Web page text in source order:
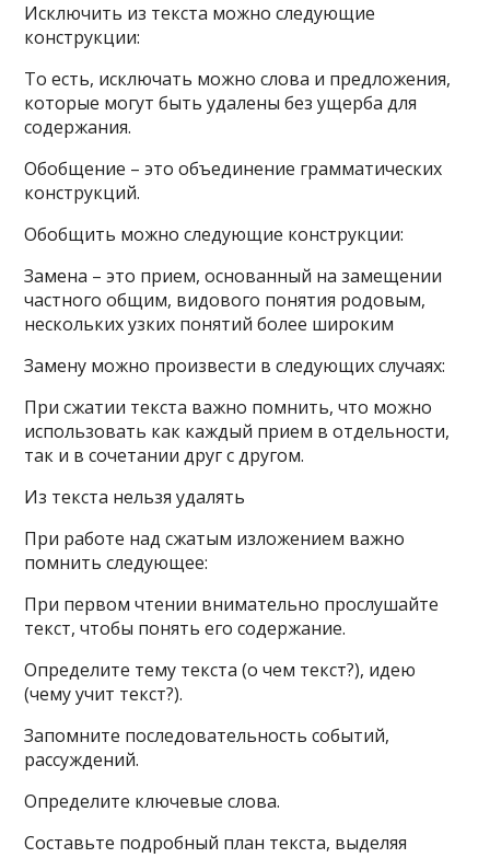
Исключить из текста можно следующие
конструкции:
То есть, исключать можно слова и предложения,
которые могут быть удалены без ущерба для
содержания.
Обобщение – это объединение грамматических
конструкций.
Обобщить можно следующие конструкции:
Замена – это прием, основанный на замещении
частного общим, видового понятия родовым,
нескольких узких понятий более широким
Замену можно произвести в следующих случаях:
При сжатии текста важно помнить, что можно
использовать как каждый прием в отдельности,
так и в сочетании друг с другом.
Из текста нельзя удалять
При работе над сжатым изложением важно
помнить следующее:
При первом чтении внимательно прослушайте
текст, чтобы понять его содержание.
Определите тему текста (о чем текст?), идею
(чему учит текст?).
Запомните последовательность событий,
рассуждений.
Определите ключевые слова.
Составьте подробный план текста, выделяя